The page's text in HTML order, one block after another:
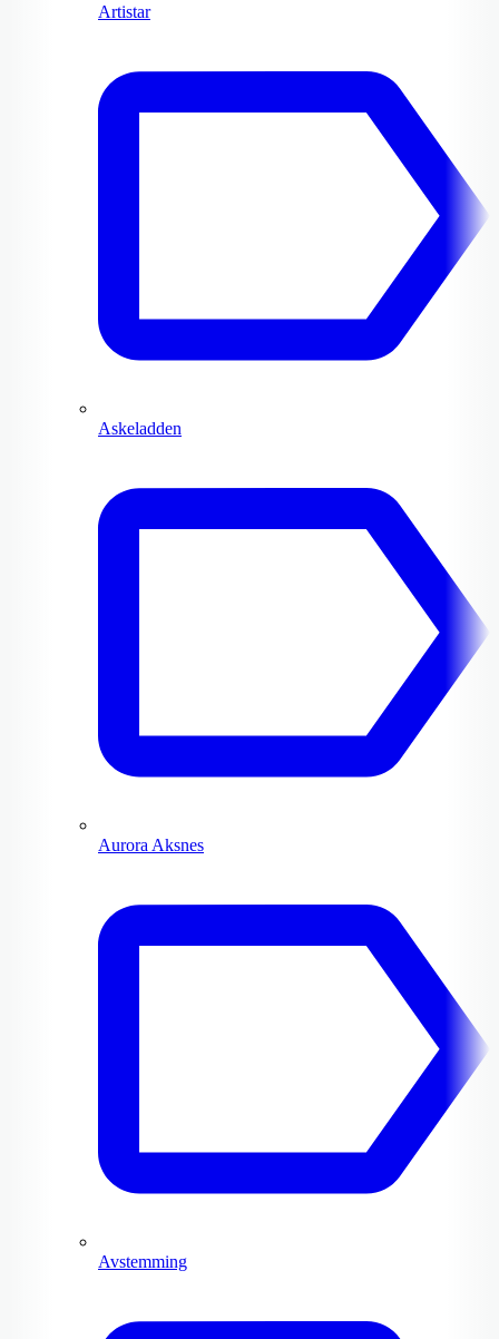
Artistar
Askeladden
Aurora Aksnes
Avstemming